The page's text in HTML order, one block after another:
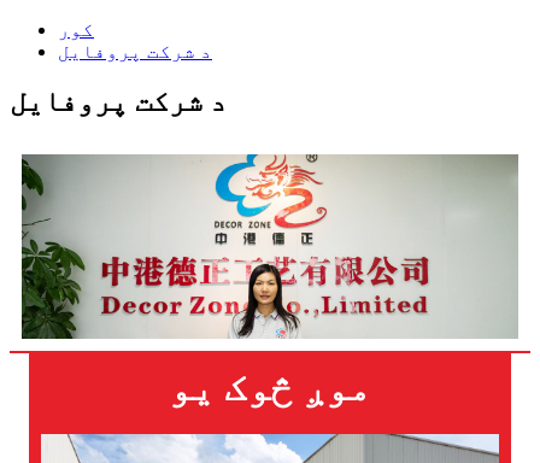
کور
د شرکت پروفایل
د شرکت پروفایل
موږ څوک یو